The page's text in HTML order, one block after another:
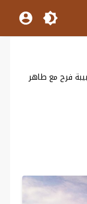
فرح مع طاهر